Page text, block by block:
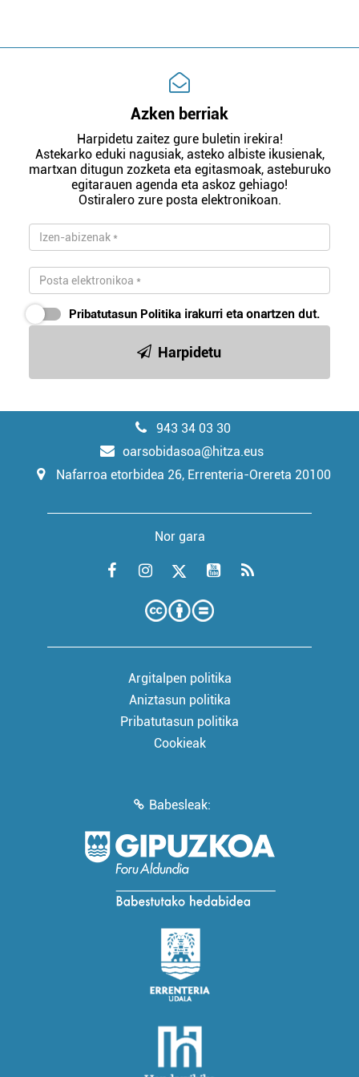
Azken berriak
Harpidetu zaitez gure buletin irekira!
Astekarko eduki nagusiak, asteko albiste ikusienak,
martxan ditugun zozketa eta egitasmoak, asteburuko
egitarauen agenda eta askoz gehiago!
Ostiralero zure posta elektronikoan.
Pribatutasun Politika irakurri eta onartzen dut.
Harpidetu
943 34 03 30
oarsobidasoa@hitza.eus
Nafarroa etorbidea 26, Errenteria-Orereta 20100
Nor gara
Argitalpen politika
Aniztasun politika
Pribatutasun politika
Cookieak
Babesleak: